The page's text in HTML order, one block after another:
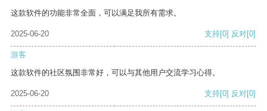
这款软件的功能非常全面，可以满足我所有需求。
2025-06-20 支持[0] 反对[0]
游客
这款软件的社区氛围非常好，可以与其他用户交流学习心得。
2025-06-20 支持[0] 反对[0]